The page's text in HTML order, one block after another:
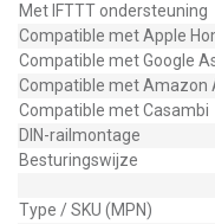
Met IFTTT ondersteuning
Compatible met Apple
Compatible met Google
Compatible met Amazon
Compatible met Casambi
DIN-railmontage
Besturingswijze
Type / SKU (MPN)